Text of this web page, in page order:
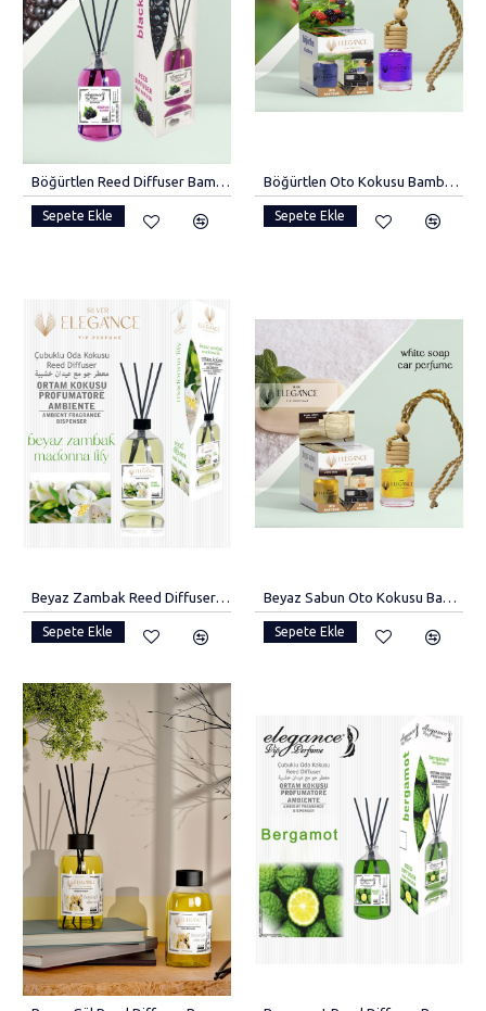
Böğürtlen Reed Diffuser Bambu Çubuklu Oda Kokusu (110 Ml).
Sepete Ekle
Böğürtlen Oto Kokusu Bambu Kapaklı Araba Kokusu
Sepete Ekle
Beyaz Zambak Reed Diffuser Bambu Çubuklu Oda Kokusu (110 Ml)
Sepete Ekle
Beyaz Sabun Oto Kokusu Bambu Kapaklı Araba Kokusu
Sepete Ekle